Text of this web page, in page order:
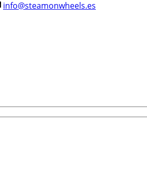
info@steamonwheels.es